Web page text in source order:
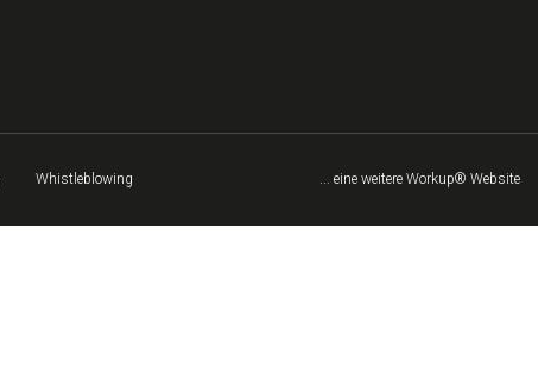
Whistleblowing ... eine weitere Workup® Website